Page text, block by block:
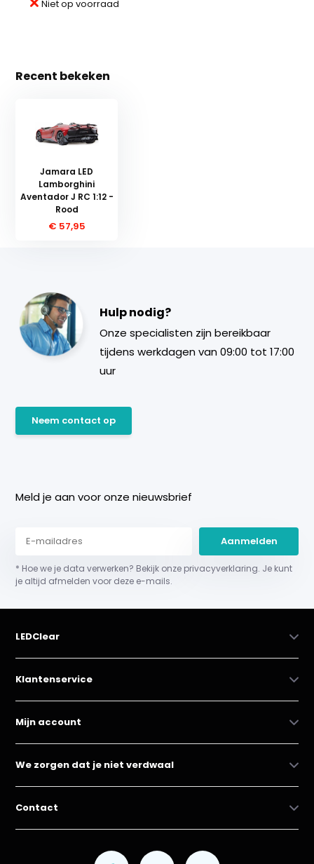
Niet op voorraad
Recent bekeken
Jamara LED
Lamborghini
Aventador J RC 1:12 -
Rood
€ 57,95
Hulp nodig?
Onze specialisten zijn bereikbaar
tijdens werkdagen van 09:00 tot 17:00
uur
Neem contact op
Meld je aan voor onze nieuwsbrief
Aanmelden
* Hoe we je data verwerken? Bekijk onze privacyverklaring. Je kunt
je altijd afmelden voor deze e-mails.
LEDClear
Klantenservice
Mijn account
We zorgen dat je niet verdwaal
Contact